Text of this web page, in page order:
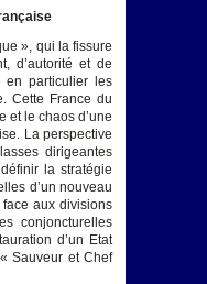
», qui la fissure
d’autorité et de
en particulier les
Cette France du
et le chaos d’une
La perspective
dirigeantes
la stratégie
d’un nouveau
aux divisions
conjoncturelles
d’un Etat
Sauveur et Chef